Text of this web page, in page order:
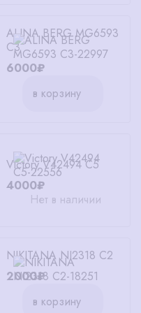
ALINA BERG MG6593
C3
6000₽
в корзину
Victory V42494 C5
4000₽
Нет в наличии
NIKITANA NI2318 C2
2000₽
в корзину